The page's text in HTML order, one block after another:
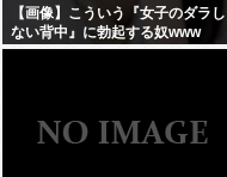
【画像】こういう『女子のダラし
ない背中』に勃起する奴www